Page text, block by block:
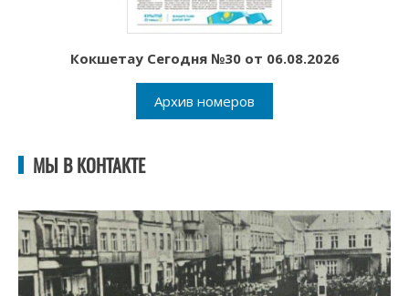
Кокшетау Сегодня №30 от 06.08.2026
Архив номеров
МЫ В КОНТАКТЕ